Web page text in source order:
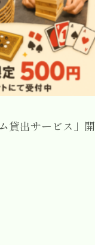
貸出サービス」開